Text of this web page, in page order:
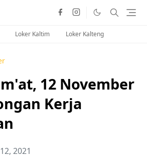
Loker Kaltim Loker Kalteng
12 November
Kerja
2021